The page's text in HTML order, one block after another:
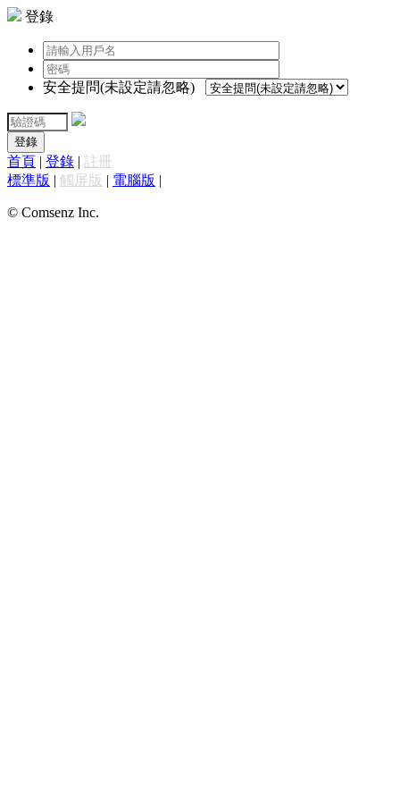
登錄
安全提問(未設定請忽略)
登錄
首頁 | 登錄 | 註冊
標準版 | 觸屏版 | 電腦版 |
© Comsenz Inc.